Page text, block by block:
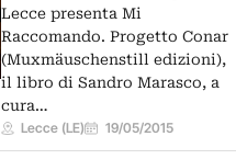
Lecce presenta Mi
Raccomando. Progetto Conar
(Muxmäuschenstill edizioni),
il libro di Sandro Marasco, a
cura…
Lecce (LE) 19/05/2015